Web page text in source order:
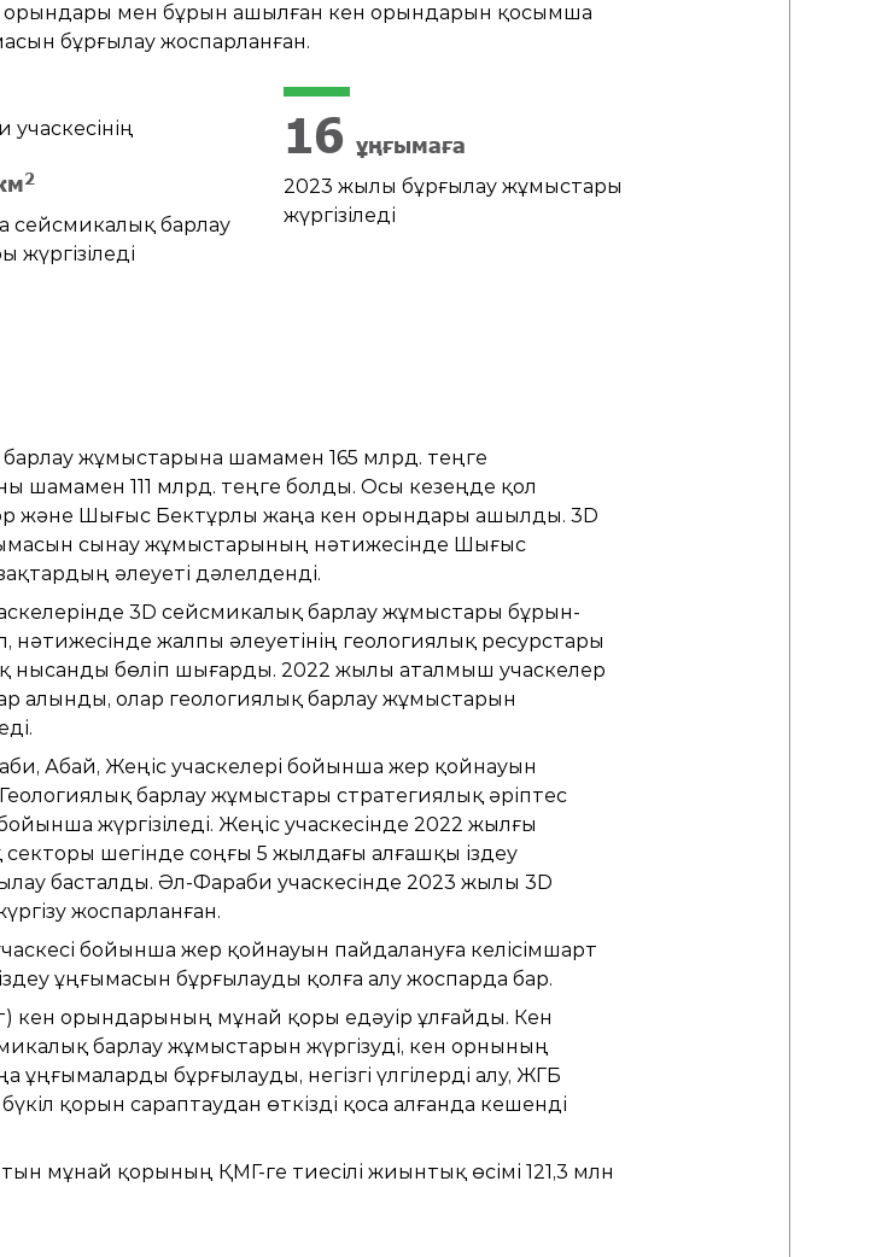
орындары мен бұрын ашылған кен орындарын қосымша
бұрғылау жоспарланған.
2
сейсмикалық барлау
жүргізіледі
21 ұңғымаға
2023 жылы бұрғылау жұмыстары
жүргізіледі
жұмыстарына шамамен 165 млрд. теңге
шамамен 111 млрд. теңге болды. Осы кезеңде қол
және Шығыс Бектұрлы жаңа кен орындары ашылды. 3D
сынау жұмыстарының нәтижесінде Шығыс
әлеуеті дәлелденді.
3D сейсмикалық барлау жұмыстары бұрын-
нәтижесінде жалпы әлеуетінің геологиялық ресурстары
нысанды бөліп шығарды. 2022 жылы аталмыш учаскелер
алынды, олар геологиялық барлау жұмыстарын
Абай, Жеңіс учаскелері бойынша жер қойнауын
барлау жұмыстары стратегиялық әріптес
жүргізіледі. Жеңіс учаскесінде 2022 жылғы
секторы шегінде соңғы 5 жылдағы алғашқы іздеу
басталды. Әл-Фараби учаскесінде 2023 жылы 3D
жоспарланған.
бойынша жер қойнауын пайдалануға келісімшарт
ұңғымасын бұрғылауды қолға алу жоспарда бар.
кен орындарының мұнай қоры едәуір ұлғайды. Кен
барлау жұмыстарын жүргізуді, кен орнының
бұрғылауды, негізгі үлгілерді алу, ЖГБ
қорын сараптаудан өткізді қоса алғанда кешенді
мұнай қорының ҚМГ-ге тиесілі жиынтық өсімі 121,3 млн